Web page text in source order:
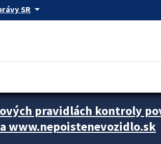
SR arrow_drop_down
pravidlách kontroly
www.nepoistenevozidlo.sk